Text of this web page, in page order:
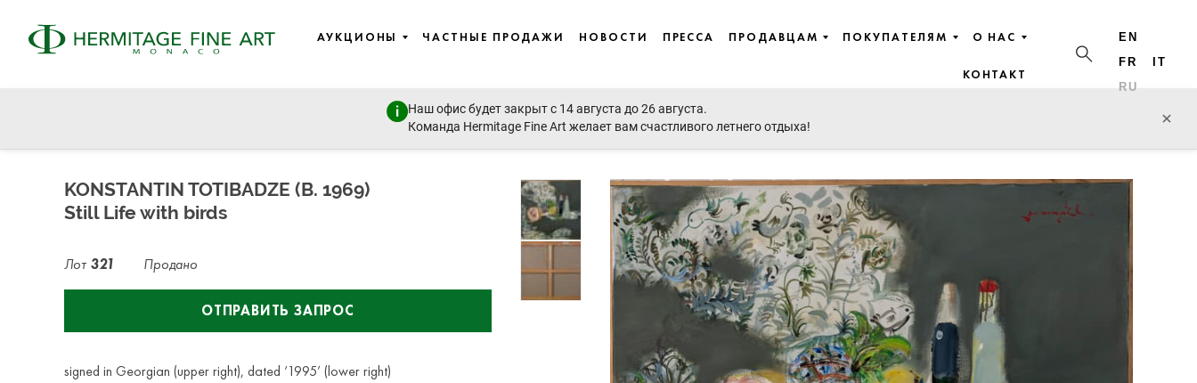
АУКЦИОНЫ ЧАСТНЫЕ ПРОДАЖИ НОВОСТИ ПРЕССА ПРОДАВЦАМ ПОКУПАТЕЛЯМ О НАС
КОНТАКТ
EN
FR
IT
RU
Наш офис будет закрыт с 14 августа до 26 августа.
Команда Hermitage Fine Art желает вам счастливого летнего отдыха!
×
Fine Art - Old Masters, 19th Century, Modern and Contemporary Art - Ballets Russes - East European Art
KONSTANTIN TOTIBADZE (B. 1969)
Still Life with birds
Лот 321 Продано
ОТПРАВИТЬ ЗАПРОС
signed in Georgian (upper right), dated ‘1995’ (lower right)